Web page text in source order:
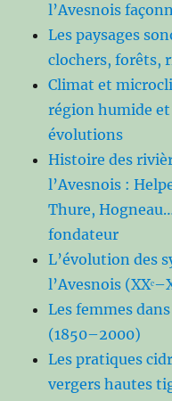
l’Avesnois
Les paysages
clochers, forêts,
Climat et
région humide
évolutions
Histoire des
l’Avesnois :
Thure,
fondateur
L’évolution des
l’Avesnois
Les femmes
(1850–2000)
Les pratiques
vergers hautes